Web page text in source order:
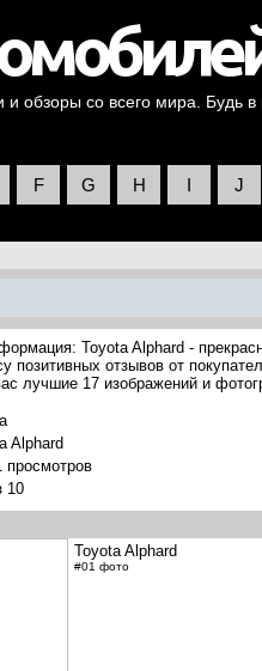
обзоры со всего мира. Будь в
F G H I J
Toyota Alphard -
позитивных отзывов от
лучшие 17 изображений и
Alphard
просмотров
10
Toyota Alphard
#01 фото